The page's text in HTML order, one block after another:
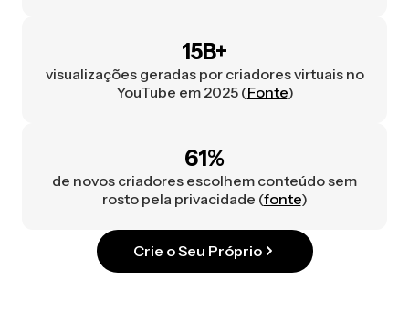
15B+
visualizações geradas por criadores virtuais no
YouTube em 2025 (Fonte)
61%
de novos criadores escolhem conteúdo sem
rosto pela privacidade (fonte)
Crie o Seu Próprio